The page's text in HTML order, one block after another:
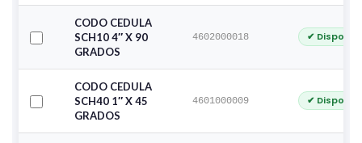
CODO CEDULA
SCH10 4″ X 90
GRADOS
4602000018 ✔
CODO CEDULA
SCH40 1″ X 45
GRADOS
4601000009 ✔